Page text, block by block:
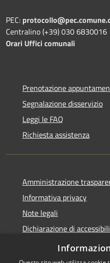
PEC:
Centralino (+39) 030 6830016
Orari Uffici comunali
Prenotazione
Segnalazione disservizio
Leggi le FAQ
Richiesta assistenza
Amministrazione
Informativa privacy
Note legali
Dichiarazione di